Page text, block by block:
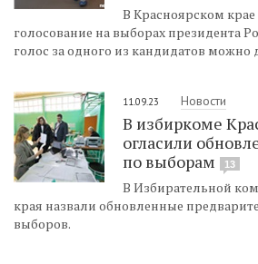
В Красноярском крае
голосование на выборах президента
голос за одного из кандидатов можно
11.09.23 Новости
В избиркоме
огласили
по выборам
13
В Избирательной
края назвали обновленные
выборов.